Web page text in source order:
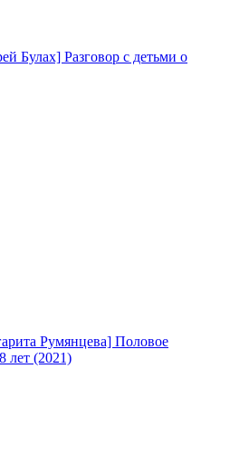
Булах] Разговор с детьми о
Румянцева] Половое
лет (2021)